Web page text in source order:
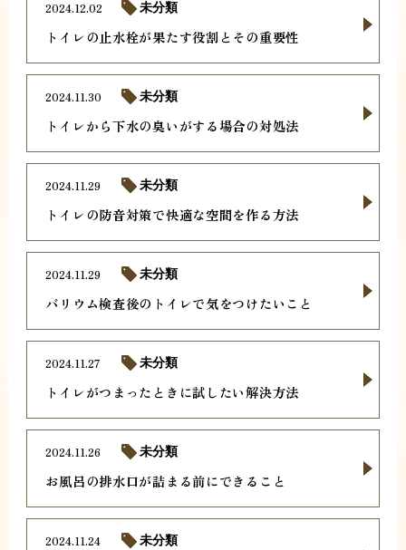
トイレの止水栓が果たす役割とその重要性
2024.12.02 未分類
トイレから下水の臭いがする場合の対処法
2024.11.30 未分類
トイレの防音対策で快適な空間を作る方法
2024.11.29 未分類
バリウム検査後のトイレで気をつけたいこと
2024.11.29 未分類
トイレがつまったときに試したい解決方法
2024.11.27 未分類
お風呂の排水口が詰まる前にできること
2024.11.26 未分類
2024.11.24 未分類